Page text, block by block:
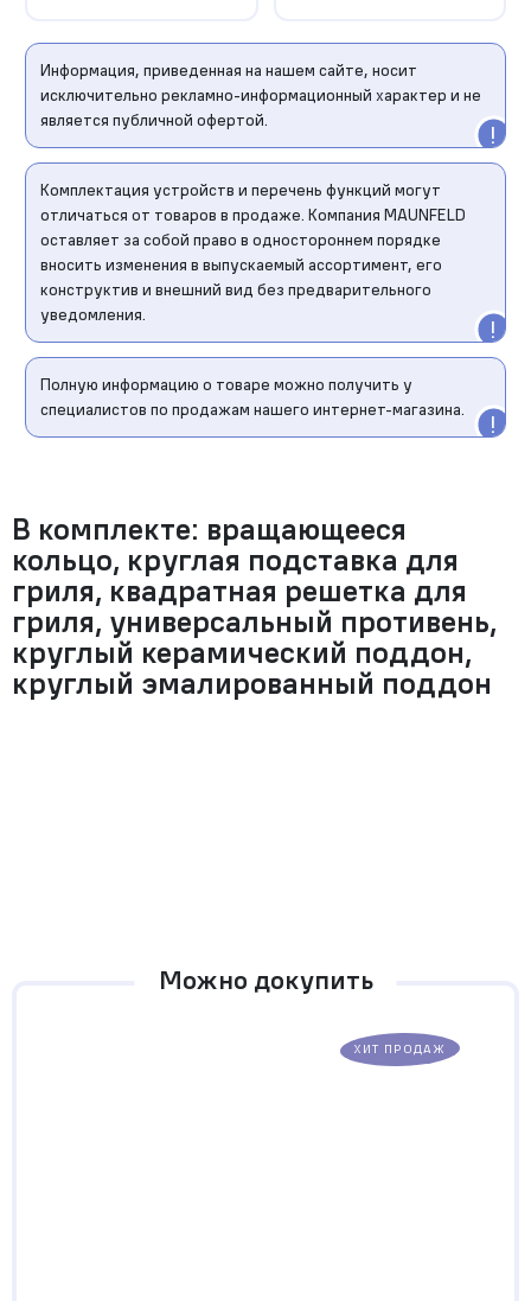
Информация, приведенная на нашем сайте, носит
исключительно рекламно-информационный характер и не
является публичной офертой.
Комплектация устройств и перечень функций могут
отличаться от товаров в продаже. Компания MAUNFELD
оставляет за собой право в одностороннем порядке
вносить изменения в выпускаемый ассортимент, его
конструктив и внешний вид без предварительного
уведомления.
Полную информацию о товаре можно получить у
специалистов по продажам нашего интернет-магазина.
В комплекте: вращающееся
кольцо, круглая подставка для
гриля, квадратная решетка для
гриля, универсальный противень,
круглый керамический поддон,
круглый эмалированный поддон
Можно докупить
ХИТ ПРОДАЖ